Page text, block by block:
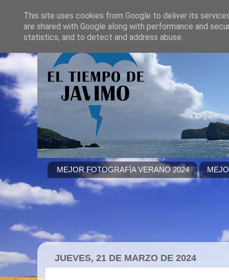
MEJOR FOTOGRAFÍA VERANO 2024
JUEVES, 21 DE MARZO DE 2024
This site uses cookies from Google to deliver its
are shared with Google along with performance and
statistics, and to detect and address abuse.